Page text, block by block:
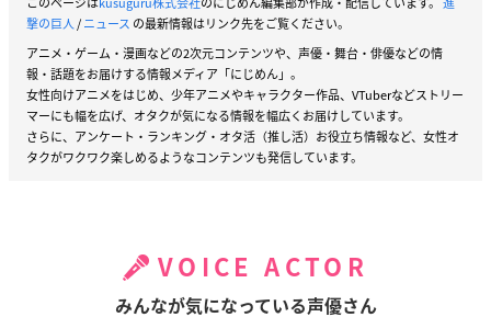
撃の巨人/ニュース の最新情報はリンク先をご覧ください。
アニメ・ゲーム・漫画などの2次元コンテンツや、声優・舞台・俳優などの情
報・話題をお届けする情報メディア「にじめん」。
女性向けアニメをはじめ、少年アニメやキャラクター作品、VTuberなどストリー
マーにも幅を広げ、オタクが気になる情報を幅広くお届けしています。
さらに、アンケート・ランキング・オタ活（推し活）お役立ち情報など、女性オ
タクがワクワク楽しめるようなコンテンツも発信しています。
VOICE ACTOR
みんなが気になっている声優さん